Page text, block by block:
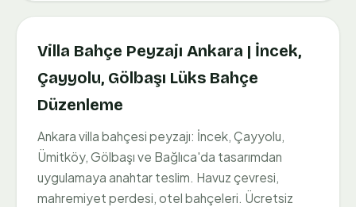
Villa Bahçe Peyzajı Ankara | İncek,
Çayyolu, Gölbaşı Lüks Bahçe
Düzenleme
Ankara villa bahçesi peyzajı: İncek, Çayyolu,
Ümitköy, Gölbaşı ve Bağlıca'da tasarımdan
uygulamaya anahtar teslim. Havuz çevresi,
mahremiyet perdesi, otel bahçeleri. Ücretsiz